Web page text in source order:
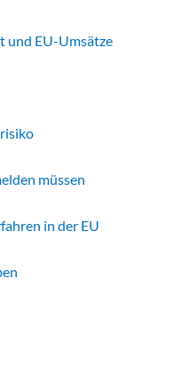
und EU-Umsätze
müssen
in der EU